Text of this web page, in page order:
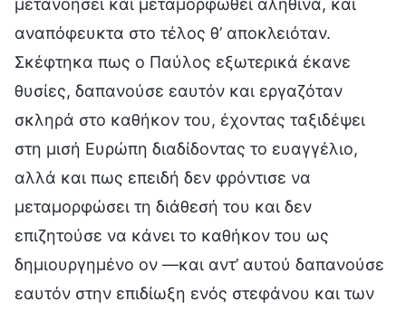
αναπόφευκτα στο τέλος θ’ αποκλειόταν.
Σκέφτηκα πως ο Παύλος εξωτερικά έκανε
θυσίες, δαπανούσε εαυτόν και εργαζόταν
σκληρά στο καθήκον του, έχοντας ταξιδέψει
στη μισή Ευρώπη διαδίδοντας το ευαγγέλιο,
αλλά και πως επειδή δεν φρόντισε να
μεταμορφώσει τη διάθεσή του και δεν
επιζητούσε να κάνει το καθήκον του ως
δημιουργημένο ον —και αντ’ αυτού δαπανούσε
εαυτόν στην επιδίωξη ενός στεφάνου και των